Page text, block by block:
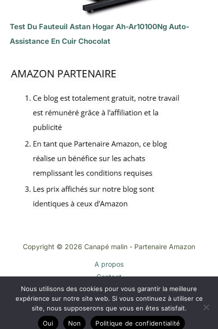
Test Du Fauteuil Astan Hogar Ah-Ar10100Ng Auto-
Assistance En Cuir Chocolat
Copyright © 2026 Canapé malin - Partenaire Amazon
A propos
Contact
Plan du site
Mentions légales
Politique de confidentialité
Nous utilisons des cookies pour vous garantir la meilleure
expérience sur notre site web. Si vous continuez à utiliser ce
site, nous supposerons que vous en êtes satisfait.
Oui
Non Politique de confidentialité